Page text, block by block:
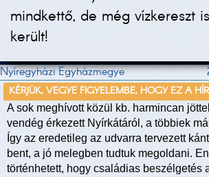
mindkettő, de még vízkereszt
került!
Nyíregyházi Egyházmegye
KÉRJÜK, VEGYE FIGYELEMBE, HOGY EZ A
A sok meghívott közül kb. harmincan
vendég érkezett Nyírkátáról, a többiek
Így az eredetileg az udvarra tervezett
bent, a jó melegben tudtuk megoldani.
történhetett, hogy családias beszélgetés